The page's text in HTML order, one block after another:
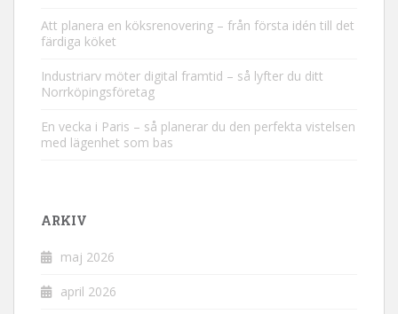
Att planera en köksrenovering – från första idén till det
färdiga köket
Industriarv möter digital framtid – så lyfter du ditt
Norrköpingsföretag
En vecka i Paris – så planerar du den perfekta vistelsen
med lägenhet som bas
ARKIV
maj 2026
april 2026